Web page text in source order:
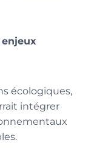
enjeux
écologiques,
intégrer